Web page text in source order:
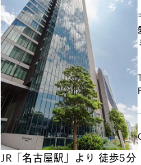
JR「名古屋駅」より 徒歩5分